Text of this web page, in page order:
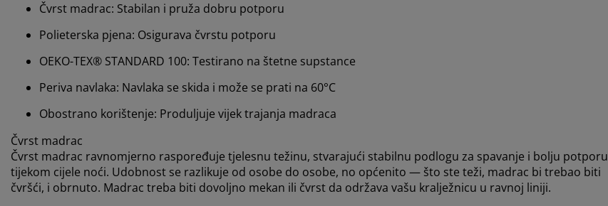
Čvrst madrac: Stabilan i pruža dobru potporu
Polieterska pjena: Osigurava čvrstu potporu
OEKO-TEX® STANDARD 100: Testirano na štetne supstance
Periva navlaka: Navlaka se skida i može se prati na 60°C
Obostrano korištenje: Produljuje vijek trajanja madraca
Čvrst madrac
Čvrst madrac ravnomjerno raspoređuje tjelesnu težinu, stvarajući stabilnu podlogu za spavanje i bolju potporu
tijekom cijele noći. Udobnost se razlikuje od osobe do osobe, no općenito — što ste teži, madrac bi trebao biti
čvršći, i obrnuto. Madrac treba biti dovoljno mekan ili čvrst da održava vašu kralježnicu u ravnoj liniji.